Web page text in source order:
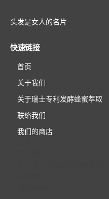
头发是女人的名片
快速链接
首页
关于我们
关于瑞士专利发酵蜂蜜萃取
联络我们
我们的商店